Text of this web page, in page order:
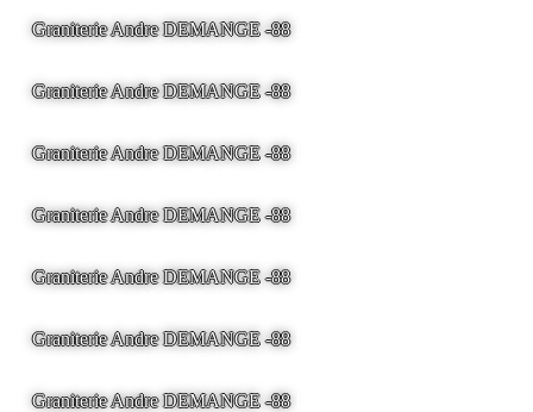
Graniterie Andre DEMANGE -88
Graniterie Andre DEMANGE -88
Graniterie Andre DEMANGE -88
Graniterie Andre DEMANGE -88
Graniterie Andre DEMANGE -88
Graniterie Andre DEMANGE -88
Graniterie Andre DEMANGE -88